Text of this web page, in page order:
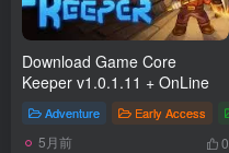
Download Game Core
Keeper v1.0.1.11 + OnLine
Adventure Early Access
5月前 0